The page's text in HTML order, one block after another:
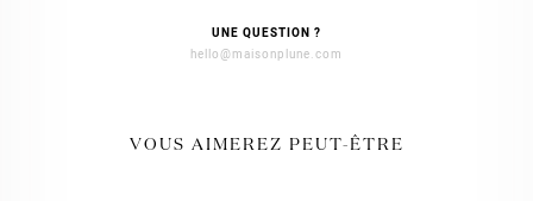
UNE QUESTION ?
hello@maisonplune.com
VOUS AIMEREZ PEUT-ÊTRE